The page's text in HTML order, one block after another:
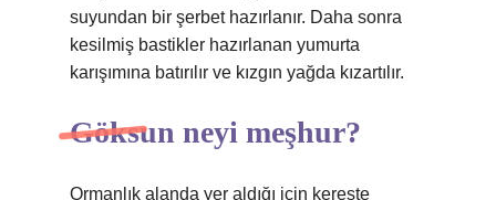
suyundan bir şerbet hazırlanır. Daha sonra
kesilmiş bastikler hazırlanan yumurta
karışımına batırılır ve kızgın yağda kızartılır.
Göksun neyi meşhur?
Ormanlık alanda yer aldığı için kereste